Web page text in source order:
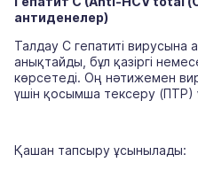
антиденелер)
Талдау С гепатиті вирусына
анықтайды, бұл қазіргі
көрсетеді. Оң нәтижемен
үшін қосымша тексеру (ПТР)
Қашан тапсыру ұсынылады: